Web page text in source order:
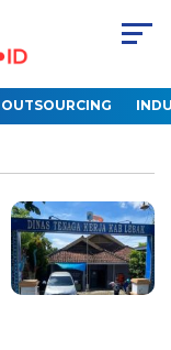
OUTSOURCING